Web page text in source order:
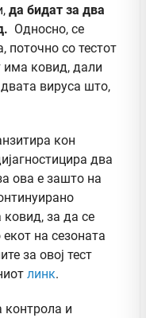
да бидат за два
Односно, се
поточно со тестот
има ковид, дали
вируса што,
кон
два
ова е зашто на
за да се
на сезоната
за овој тест
линк.
контрола и